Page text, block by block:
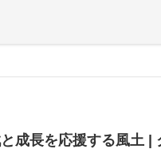
成長を応援する風土 |